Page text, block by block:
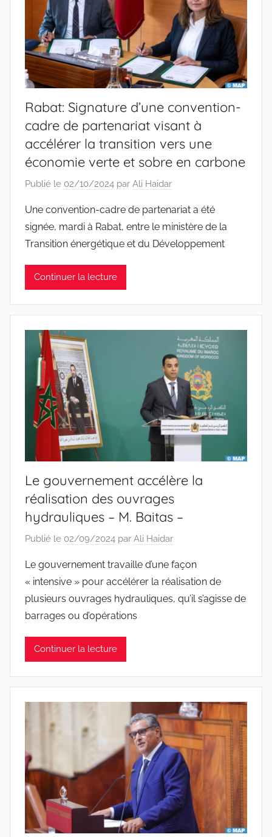
Rabat: Signature d’une convention-
cadre de partenariat visant à
accélérer la transition vers une
économie verte et sobre en carbone
Publié le 02/10/2024 par Ali Haidar
Une convention-cadre de partenariat a été
signée, mardi à Rabat, entre le ministère de la
Transition énergétique et du Développement
Continuer la lecture
Le gouvernement accélère la
réalisation des ouvrages
hydrauliques – M. Baitas –
Publié le 02/09/2024 par Ali Haidar
Le gouvernement travaille d’une façon
« intensive » pour accélérer la réalisation de
plusieurs ouvrages hydrauliques, qu’il s’agisse de
barrages ou d’opérations
Continuer la lecture